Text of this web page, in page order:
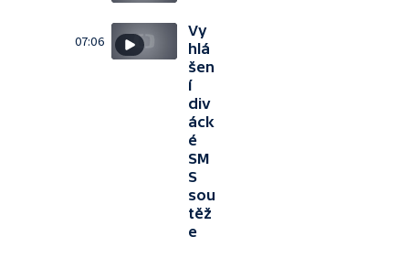
07:06
Vy
hlá
šen
í
div
áck
é
SM
S
sou
těž
e